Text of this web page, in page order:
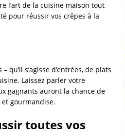
l’art de la cuisine maison tout
pour réussir vos crêpes à la
s’agisse d’entrées, de plats
Laissez parler votre
gagnants auront la chance de
gourmandise.
toutes vos